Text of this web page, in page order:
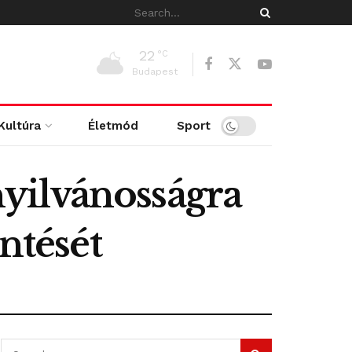
22 °C
Budapest
Életmód Sport